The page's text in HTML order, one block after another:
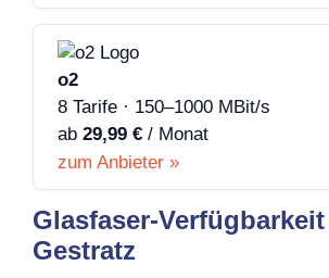
o2
8 Tarife · 150–1000 MBit/s
ab 29,99 € / Monat
zum Anbieter »
Glasfaser-
Gestratz